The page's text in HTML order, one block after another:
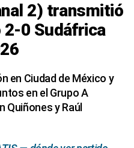
2) transmitió
0 Sudáfrica
en Ciudad de México y
en el Grupo A
Quiñones y Raúl